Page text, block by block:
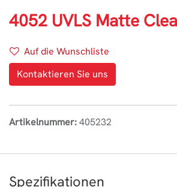
4052 UVLS Matte
Auf die Wunschliste
Kontaktieren Sie uns
Artikelnummer:405232
Spezifikationen